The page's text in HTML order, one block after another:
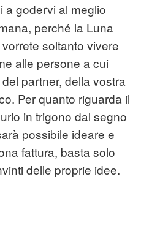
a godervi al meglio
perché la Luna
soltanto vivere
alle persone a cui
partner, della vostra
Per quanto riguarda il
in trigono dal segno
possibile ideare e
fattura, basta solo
delle proprie idee.